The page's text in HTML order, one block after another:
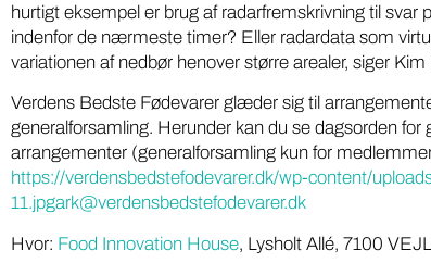
hurtigt eksempel er brug af radarfremskrivning til
indenfor de nærmeste timer? Eller radardata som
variationen af nedbør henover større arealer, siger
Verdens Bedste Fødevarer glæder sig til
generalforsamling. Herunder kan du se dagsorden
arrangementer (generalforsamling kun for
https://verdensbedstefodevarer.dk/wp-content/
11.jpgark@verdensbedstefodevarer.dk
Hvor: Food Innovation House, Lysholt Allé, 7100
Miljø
DR podcasts om pesticider
bør være pligtlytning for alle
med pesticidholdninger